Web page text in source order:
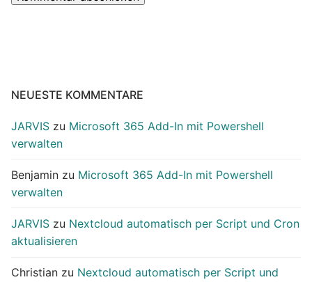
NEUESTE KOMMENTARE
JARVIS zu Microsoft 365 Add-In mit Powershell
verwalten
Benjamin zu Microsoft 365 Add-In mit Powershell
verwalten
JARVIS zu Nextcloud automatisch per Script und Cron
aktualisieren
Christian zu Nextcloud automatisch per Script und